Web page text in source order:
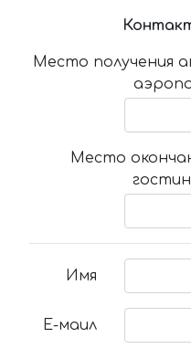
Место получения
Место
Имя
Е-маил